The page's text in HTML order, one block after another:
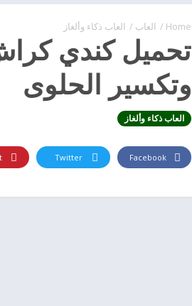
Home
/ العاب / العاب ذكاء وألغاز
تحميل كندي
وتكسير الحلوى
العاب ذكاء وألغاز
Facebook
Twitter